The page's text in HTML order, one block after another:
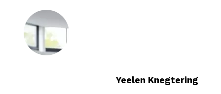
Yeelen Knegtering